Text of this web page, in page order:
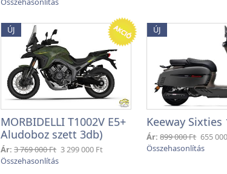
ÚJ
MORBIDELLI T1002V E5+
Aludoboz szett 3db)
Ár:3 769 000 Ft 3 299 000 Ft
ÚJ
Keeway Sixties
Ár:899 000 Ft 655